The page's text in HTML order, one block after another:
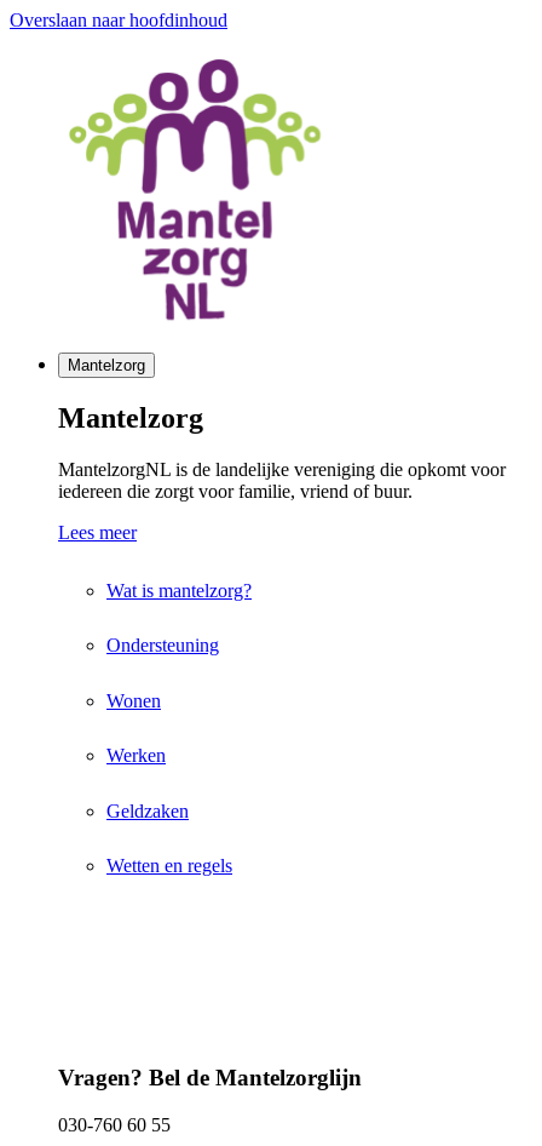
Overslaan naar hoofdinhoud
Mantelzorg
Mantelzorg
MantelzorgNL is de landelijke vereniging die opkomt voor
iedereen die zorgt voor familie, vriend of buur.
Lees meer
Wat is mantelzorg?
Ondersteuning
Wonen
Werken
Geldzaken
Wetten en regels
Vragen? Bel de Mantelzorglijn
030-760 60 55